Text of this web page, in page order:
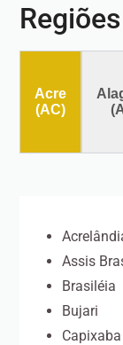
Acre
(AC)
Assis
Brasiléia
Bujari
Capixaba